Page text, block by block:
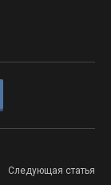
Следующая статья